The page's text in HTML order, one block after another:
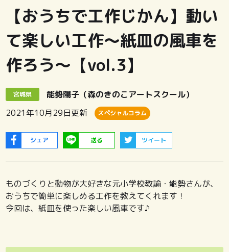
【おうちで工作じかん】動い
て楽しい工作～紙皿の風車を
作ろう～【vol.3】
宮城県
能勢陽子（森のきのこアートスクール）
2021年10月29日更新 スペシャルコラム
シェア 送る ツイート
ものづくりと動物が大好きな元小学校教諭・能勢さんが、
おうちで簡単に楽しめる工作を教えてくれます！
今回は、紙皿を使った楽しい風車です♪